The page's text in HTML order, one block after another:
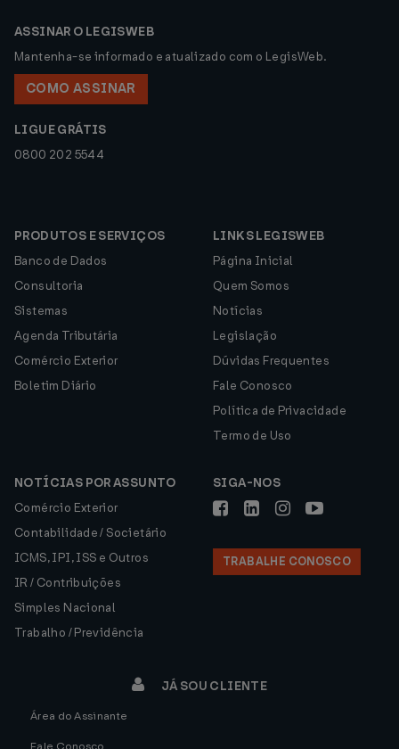
ASSINAR O LEGISWEB
Mantenha-se informado e atualizado com o LegisWeb.
COMO ASSINAR
LIGUE GRÁTIS
0800 202 5544
PRODUTOS E SERVIÇOS
Banco de Dados
Consultoria
Sistemas
Agenda Tributária
Comércio Exterior
Boletim Diário
LINKS LEGISWEB
Página Inicial
Quem Somos
Notícias
Legislação
Dúvidas Frequentes
Fale Conosco
Política de Privacidade
Termo de Uso
NOTÍCIAS POR ASSUNTO
Comércio Exterior
Contabilidade / Societário
ICMS, IPI, ISS e Outros
IR / Contribuições
Simples Nacional
Trabalho / Previdência
SIGA-NOS
TRABALHE CONOSCO
JÁ SOU CLIENTE
Área do Assinante